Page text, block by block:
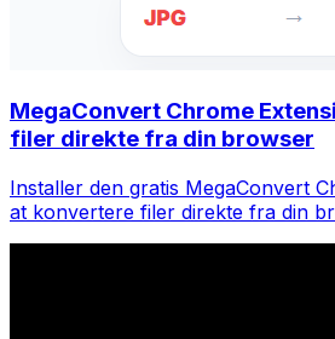
MegaConvert Chrome
filer direkte fra din browser
Installer den gratis MegaConvert
at konvertere filer direkte fra din